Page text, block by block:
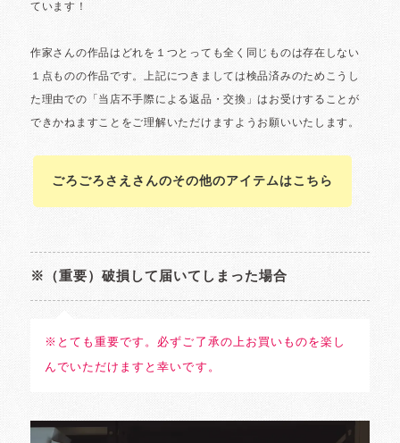
ごろごろさえさんのその他のアイテムはこちら
※（重要）破損して届いてしまった場合
※とても重要です。必ずご了承の上お買いものを楽し
んでいただけますと幸いです。